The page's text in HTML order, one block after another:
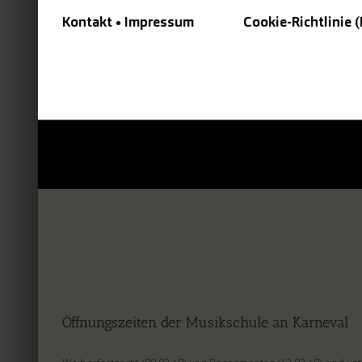
Kontakt • Impressum Cookie-Richtlinie
Öffnungszeiten der Musikschule an Karneval